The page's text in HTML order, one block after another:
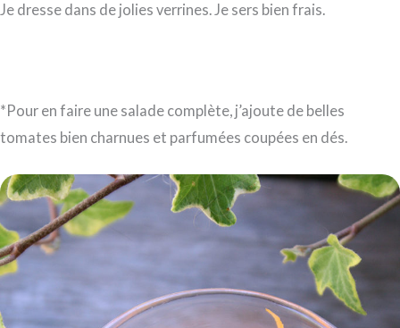
Je dresse dans de jolies verrines. Je sers bien frais.
*Pour en faire une salade complète, j’ajoute de belles
tomates bien charnues et parfumées coupées en dés.